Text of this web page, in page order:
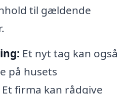
til gældende
Et nyt tag kan også
på husets
firma kan rådgive